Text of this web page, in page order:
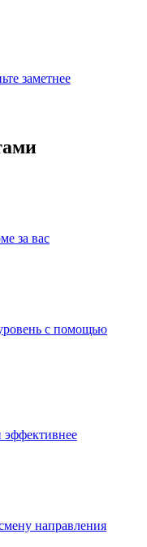
заметнее
за вас
с помощью
эффективнее
направления